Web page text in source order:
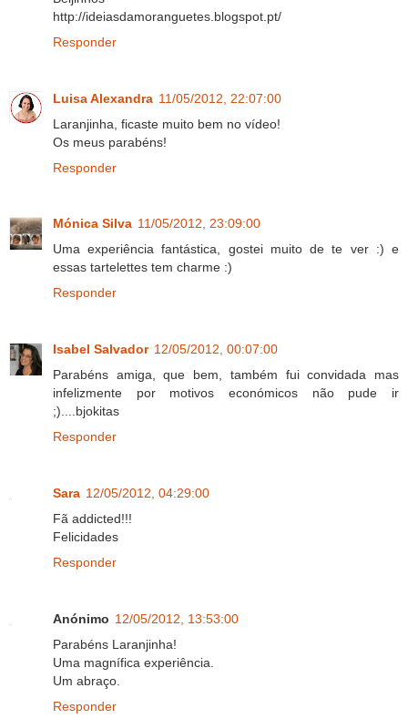
http://ideiasdamoranguetes.blogspot.pt/
Responder
Luisa Alexandra 11/05/2012, 22:07:00
Laranjinha, ficaste muito bem no vídeo!
Os meus parabéns!
Responder
Mónica Silva 11/05/2012, 23:09:00
Uma experiência fantástica, gostei muito de te ver :) e
essas tartelettes tem charme :)
Responder
Isabel Salvador 12/05/2012, 00:07:00
Parabéns amiga, que bem, também fui convidada mas
infelizmente por motivos económicos não pude ir
;)....bjokitas
Responder
Sara 12/05/2012, 04:29:00
Fã addicted!!!
Felicidades
Responder
Anónimo 12/05/2012, 13:53:00
Parabéns Laranjinha!
Uma magnífica experiência.
Um abraço.
Responder